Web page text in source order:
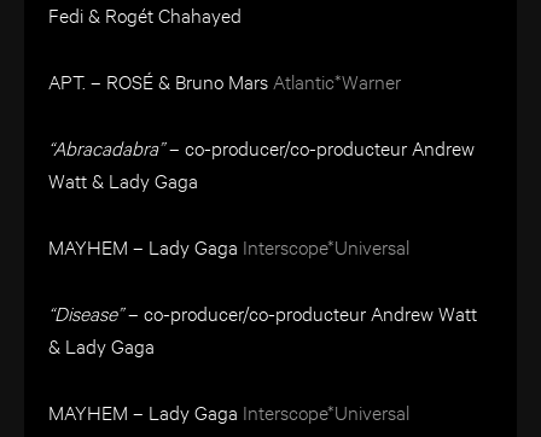
Fedi & Rogét Chahayed
APT. – ROSÉ & Bruno Mars Atlantic*Warner
“Abracadabra”– co-producer/co-producteur Andrew
Watt & Lady Gaga
MAYHEM – Lady Gaga Interscope*Universal
“Disease”– co-producer/co-producteur Andrew Watt
& Lady Gaga
MAYHEM – Lady Gaga Interscope*Universal